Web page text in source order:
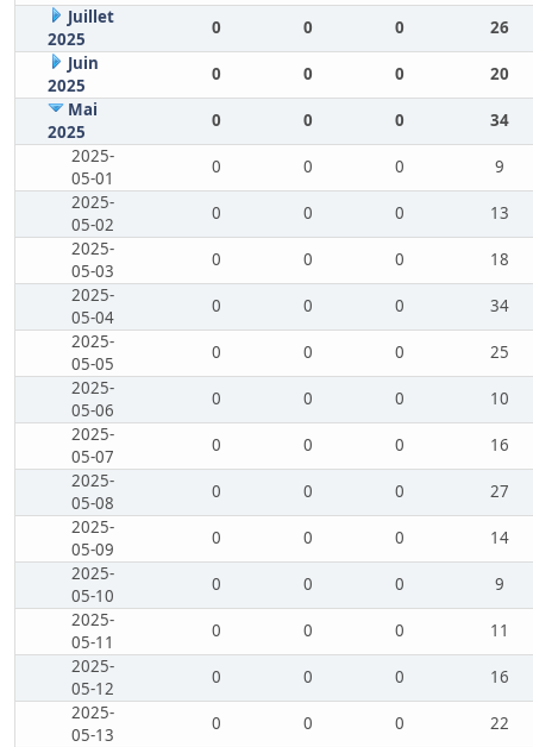
Juillet
2025
0 0 0
26
Juin
2025
0 0 0
20
Mai
2025
0 0 0
34
2025-
05-01
0 0 0
9
2025-
05-02
0 0 0
13
2025-
05-03
0 0 0
18
2025-
05-04
0 0 0
34
2025-
05-05
0 0 0
25
2025-
05-06
0 0 0
10
2025-
05-07
0 0 0
16
2025-
05-08
0 0 0
27
2025-
05-09
0 0 0
14
2025-
05-10
0 0 0
9
2025-
05-11
0 0 0
11
2025-
05-12
0 0 0
16
2025-
05-13
0 0 0
22